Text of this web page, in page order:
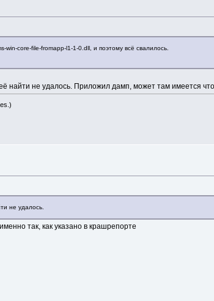
win-core-file-fromapp-l1-1-0.dll, и поэтому всё свалилось.
найти не удалось. Приложил дамп, может там имеется
не удалось.
так, как указано в крашрепорте